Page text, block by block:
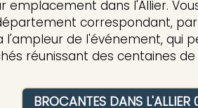
dans l'Allier.
correspondant,
l'ampleur de l'événement, qui
réunissant des centaines
BROCANTES DANS L'ALLIER